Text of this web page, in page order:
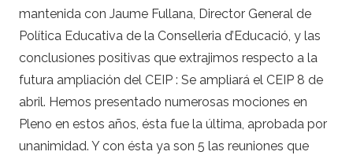
mantenida con Jaume Fullana, Director General de
Política Educativa de la Conselleria d’Educació, y las
conclusiones positivas que extrajimos respecto a la
futura ampliación del CEIP : Se ampliará el CEIP 8 de
abril. Hemos presentado numerosas mociones en
Pleno en estos años, ésta fue la última, aprobada por
unanimidad. Y con ésta ya son 5 las reuniones que